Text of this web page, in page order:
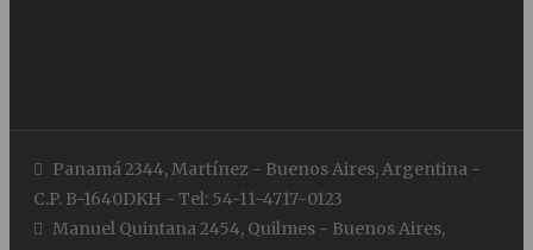
Panamá 2344, Martínez - Buenos Aires, Argentina -
C.P. B-1640DKH - Tel: 54-11-4717-0123
Manuel Quintana 2454, Quilmes - Buenos Aires,